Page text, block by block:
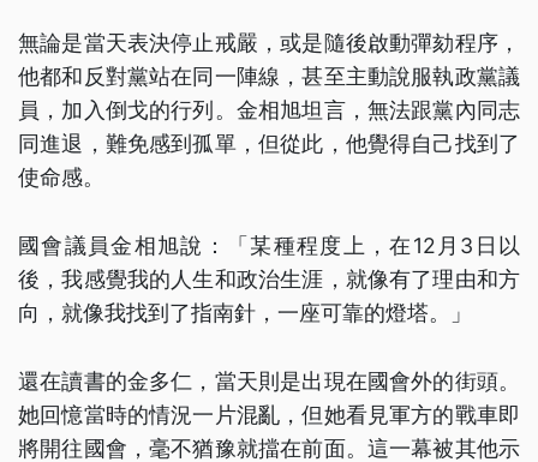
無論是當天表決停止戒嚴，或是隨後啟動彈劾程序，
他都和反對黨站在同一陣線，甚至主動說服執政黨議
員，加入倒戈的行列。金相旭坦言，無法跟黨內同志
同進退，難免感到孤單，但從此，他覺得自己找到了
使命感。
國會議員金相旭說：「某種程度上，在12月3日以
後，我感覺我的人生和政治生涯，就像有了理由和方
向，就像我找到了指南針，一座可靠的燈塔。」
還在讀書的金多仁，當天則是出現在國會外的街頭。
她回憶當時的情況一片混亂，但她看見軍方的戰車即
將開往國會，毫不猶豫就擋在前面。這一幕被其他示